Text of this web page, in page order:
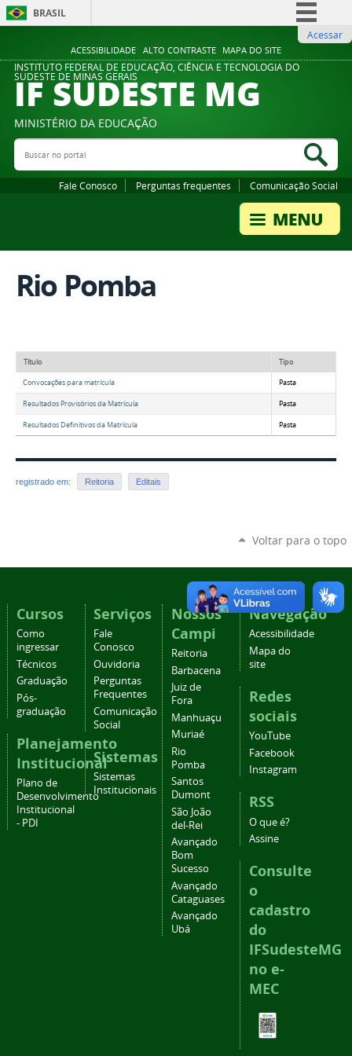
ACESSIBILIDADE ALTO CONTRASTE MAPA DO SITE
BRASIL
Comunica BR
Participe
Legislação
Acessar
INSTITUTO FEDERAL DE EDUCAÇÃO, CIÊNCIA E TECNOLOGIA DO
SUDESTE DE MINAS GERAIS
IF SUDESTE MG
MINISTÉRIO DA EDUCAÇÃO
Buscar no portal
Fale Conosco Perguntas frequentes Comunicação Social
Rio Pomba
Título Tipo
Convocações para matrícula Pasta
Resultados Provisórios da Matrícula Pasta
Resultados Definitivos da Matrícula Pasta
registrado em: Reitoria Editais
Voltar para o topo
Cursos
Como
ingressar
Técnicos
Graduação
Pós-
graduação
Planejamento
Institucional
Plano de
Desenvolvimento
Institucional
- PDI
Serviços
Fale
Conosco
Ouvidoria
Perguntas
Frequentes
Comunicação
Social
Sistemas
Sistemas
Institucionais
Nossos
Campi
Reitoria
Barbacena
Juiz de
Fora
Manhuaçu
Muriaé
Rio
Pomba
Santos
Dumont
São João
del-Rei
Avançado
Bom
Sucesso
Avançado
Cataguases
Avançado
Ubá
Navegação
Acessibilidade
Mapa do
site
Redes
sociais
YouTube
Facebook
Instagram
RSS
O que é?
Assine
Consulte
o
cadastro
do
IFSudesteMG
no e-
MEC